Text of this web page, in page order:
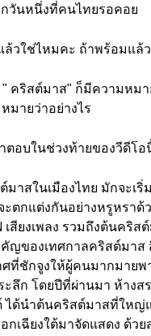
กวันหนึ่งที่คนไทยรอคอย
ล้วใช่ไหมคะ ถ้าพร้อมแล้
คริสต์มาส" ก็มีความหมา
มายว่าอย่างไร
ำตอบในช่วงท้ายของวีดีโอ
มาสในเมืองไทย มักจะเริ่
ตกแต่งกันอย่างหรูหราด้
เสียงเพลง รวมถึงต้นคริส
ของเทศกาลคริสต์มาส
ศที่ชักจูงให้ผู้คนมากมาย
ะลึก โดยปีที่ผ่านมา ห้างส
ได้นำต้นคริสต์มาสที่ใหญ่
อกเฉียงใต้มาจัดแสดง ด้ว